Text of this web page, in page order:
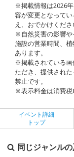
※掲載情報は2026
容が変更となって
え、おでかけくださ
※自然災害の影響や
施設の営業時間、
あります。
※掲載されている画
ただき、提供され
禁止です。
※表示料金は消費税
イベント詳細
トップ
同じジャンル